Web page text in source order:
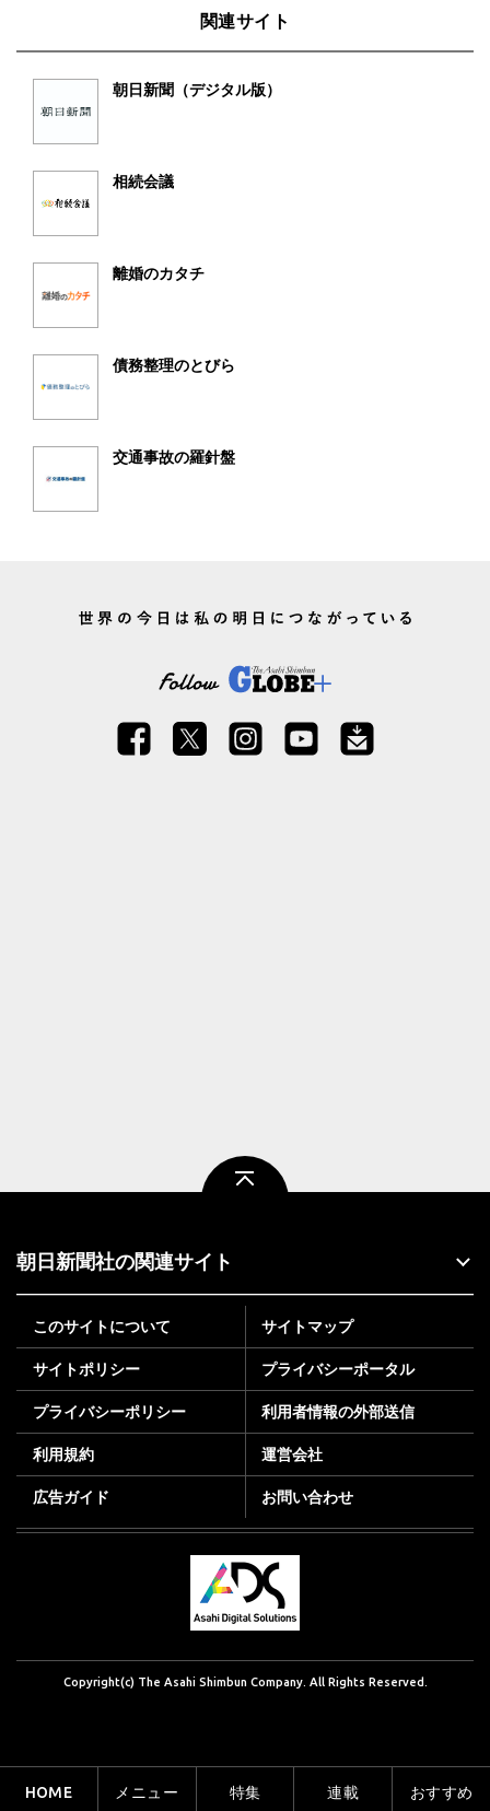
関連サイト
朝日新聞（デジタル版）
相続会議
離婚のカタチ
債務整理のとびら
交通事故の羅針盤
朝日新聞社の関連サイト
このサイトについて サイトマップ
サイトポリシー プライバシーポータル
プライバシーポリシー 利用者情報の外部送信
利用規約 運営会社
広告ガイド お問い合わせ
Copyright(c) The Asahi Shimbun Company. All Rights Reserved.
HOME メニュー 特集 連載 おすすめ